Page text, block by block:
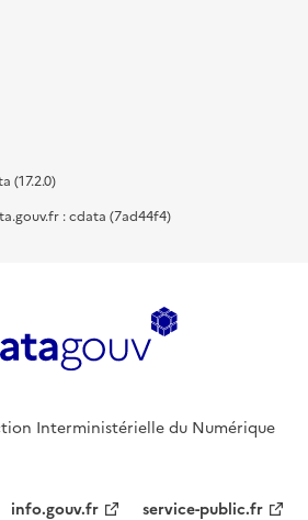
(17.2.0)
: cdata (7ad44f4)
Interministérielle du Numérique
info.gouv.fr service-public.fr